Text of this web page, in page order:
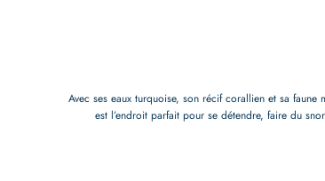
Avec ses eaux turquoise, son récif corallien et sa
est l’endroit parfait pour se détendre, faire du